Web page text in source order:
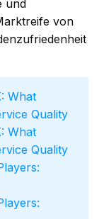
und
von
What
Quality
What
Quality